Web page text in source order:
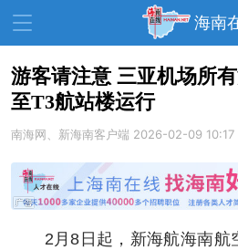
海南
资讯中心 热点
教育 健康 房产
游客请注意 三亚机场所
至T3航站楼运行
南海网、新海南客户端 2026-02-09 10:17
2月8日起，新海航海南航